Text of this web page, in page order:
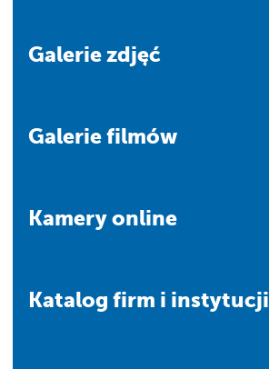
Galerie zdjęć
Galerie filmów
Kamery online
Katalog firm i instytucji